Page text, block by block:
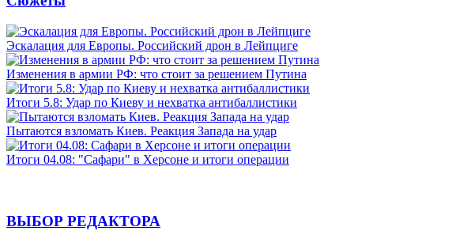
Эскалация для Европы. Российский дрон в Лейпциге
Изменения в армии РФ: что стоит за решением Путина
Итоги 5.8: Удар по Киеву и нехватка антибаллистики
Пытаются взломать Киев. Реакция Запада на удар
Итоги 04.08: "Сафари" в Херсоне и итоги операции
ВЫБОР РЕДАКТОРА